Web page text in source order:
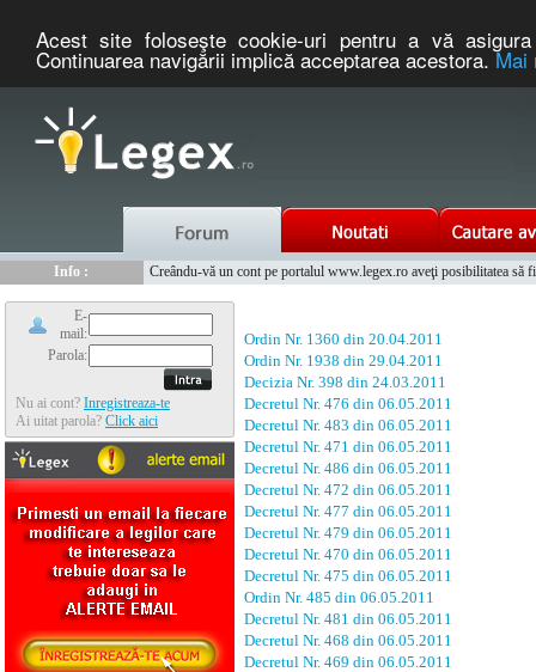
Acest site foloseşte cookie-uri pentru a vă
Continuarea navigării implică acceptarea acestora.Mai
Info :
Creându-vă un cont pe portalul www.legex.ro aveţi posibilitatea să
E-
mail:
Parola:
Nu ai cont? Inregistreaza-te
Ai uitat parola? Click aici
Ordin Nr. 1360 din 20.04.2011
Ordin Nr. 1938 din 29.04.2011
Decizia Nr. 398 din 24.03.2011
Decretul Nr. 476 din 06.05.2011
Decretul Nr. 483 din 06.05.2011
Decretul Nr. 471 din 06.05.2011
Decretul Nr. 486 din 06.05.2011
Decretul Nr. 472 din 06.05.2011
Decretul Nr. 477 din 06.05.2011
Decretul Nr. 479 din 06.05.2011
Decretul Nr. 470 din 06.05.2011
Decretul Nr. 475 din 06.05.2011
Ordin Nr. 485 din 06.05.2011
Decretul Nr. 481 din 06.05.2011
Decretul Nr. 468 din 06.05.2011
Decretul Nr. 469 din 06.05.2011